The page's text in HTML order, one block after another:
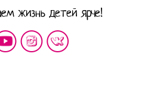
жизнь детей ярче!